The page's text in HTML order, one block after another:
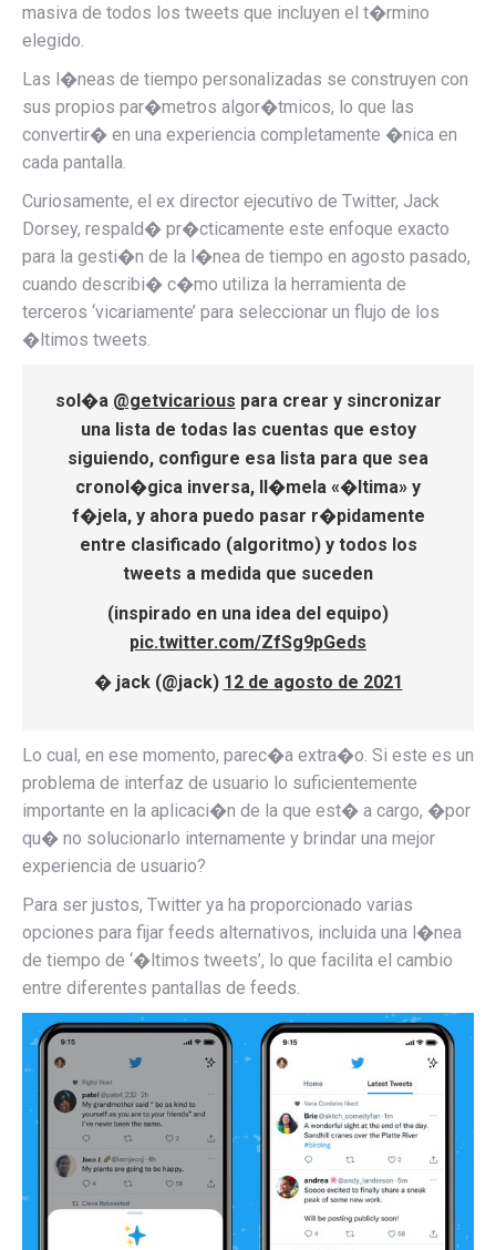
masiva de todos los tweets que incluyen el t�rmino
elegido.
Las l�neas de tiempo personalizadas se construyen con
sus propios par�metros algor�tmicos, lo que las
convertir� en una experiencia completamente �nica en
cada pantalla.
Curiosamente, el ex director ejecutivo de Twitter, Jack
Dorsey, respald� pr�cticamente este enfoque exacto
para la gesti�n de la l�nea de tiempo en agosto pasado,
cuando describi� c�mo utiliza la herramienta de
terceros ‘vicariamente’ para seleccionar un flujo de los
�ltimos tweets.
sol�a @getvicarious para crear y sincronizar
una lista de todas las cuentas que estoy
siguiendo, configure esa lista para que sea
cronol�gica inversa, ll�mela «�ltima» y
f�jela, y ahora puedo pasar r�pidamente
entre clasificado (algoritmo) y todos los
tweets a medida que suceden
(inspirado en una idea del equipo)
pic.twitter.com/ZfSg9pGeds
� jack (@jack) 12 de agosto de 2021
Lo cual, en ese momento, parec�a extra�o. Si este es un
problema de interfaz de usuario lo suficientemente
importante en la aplicaci�n de la que est� a cargo, �por
qu� no solucionarlo internamente y brindar una mejor
experiencia de usuario?
Para ser justos, Twitter ya ha proporcionado varias
opciones para fijar feeds alternativos, incluida una l�nea
de tiempo de ‘�ltimos tweets’, lo que facilita el cambio
entre diferentes pantallas de feeds.